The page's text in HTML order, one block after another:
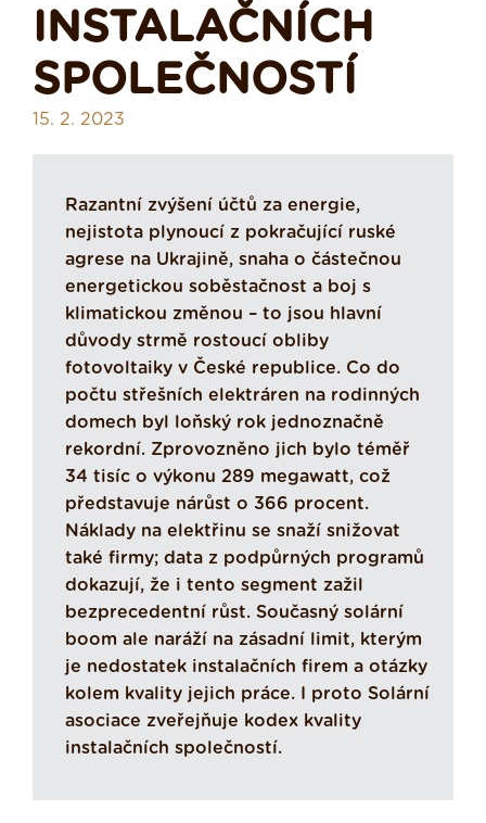
INSTALAČNÍCH
SPOLEČNOSTÍ
15. 2. 2023
Razantní zvýšení účtů za energie,
nejistota plynoucí z pokračující ruské
agrese na Ukrajině, snaha o částečnou
energetickou soběstačnost a boj s
klimatickou změnou – to jsou hlavní
důvody strmě rostoucí obliby
fotovoltaiky v České republice. Co do
počtu střešních elektráren na rodinných
domech byl loňský rok jednoznačně
rekordní. Zprovozněno jich bylo téměř
34 tisíc o výkonu 289 megawatt, což
představuje nárůst o 366 procent.
Náklady na elektřinu se snaží snižovat
také firmy; data z podpůrných programů
dokazují, že i tento segment zažil
bezprecedentní růst. Současný solární
boom ale naráží na zásadní limit, kterým
je nedostatek instalačních firem a otázky
kolem kvality jejich práce. I proto Solární
asociace zveřejňuje kodex kvality
instalačních společností.